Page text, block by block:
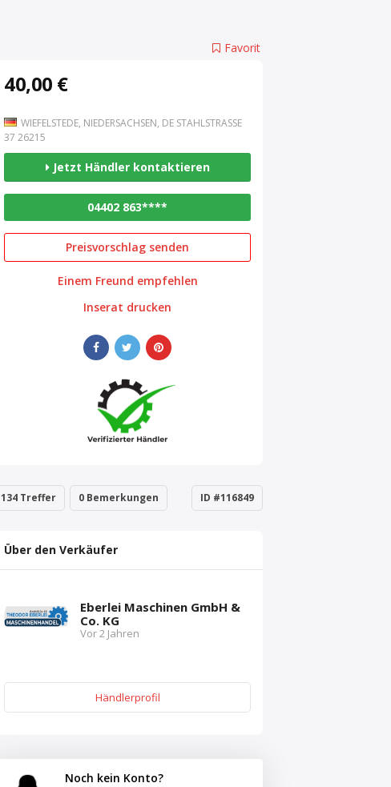
Favorit
40,00 €
WIEFELSTEDE, NIEDERSACHSEN, DE STAHLSTRASSE 3
7 26215
Jetzt Händler kontaktieren
04402 863****
Preisvorschlag senden
Einem Freund empfehlen
Inserat drucken
134 Treffer 0 Bemerkungen ID #116849
Über den Verkäufer
Eberlei Maschinen GmbH &
Co. KG
Vor 2 Jahren
Händlerprofil
Noch kein Konto?